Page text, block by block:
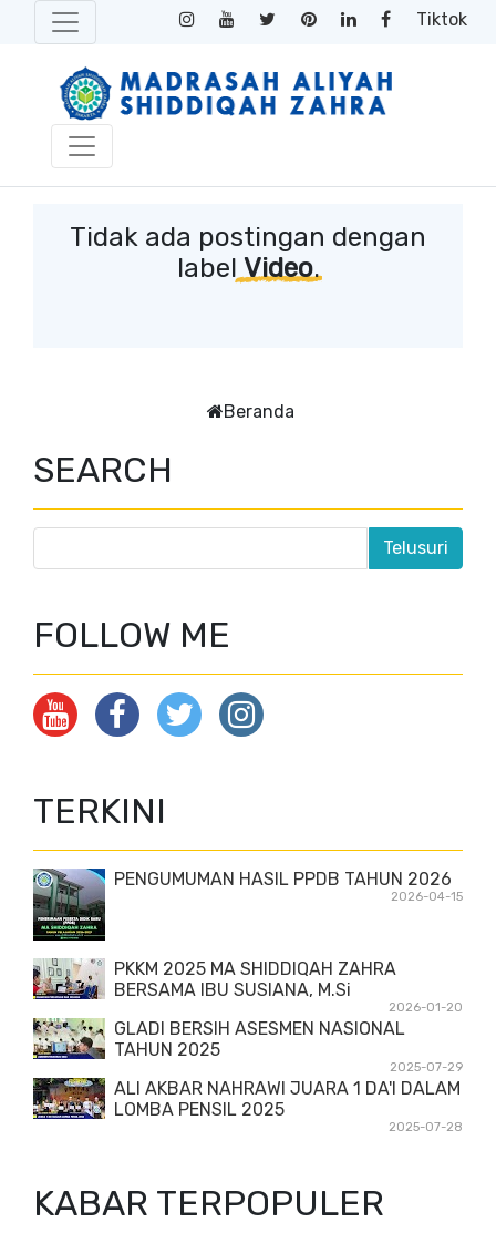
Tiktok
Tidak ada postingan dengan
labelVideo.
Beranda
SEARCH
FOLLOW ME
TERKINI
PENGUMUMAN HASIL PPDB TAHUN 2026
2026-04-15
PKKM 2025 MA SHIDDIQAH ZAHRA
BERSAMA IBU SUSIANA, M.Si
2026-01-20
GLADI BERSIH ASESMEN NASIONAL
TAHUN 2025
2025-07-29
ALI AKBAR NAHRAWI JUARA 1 DA'I DALAM
LOMBA PENSIL 2025
2025-07-28
KABAR TERPOPULER